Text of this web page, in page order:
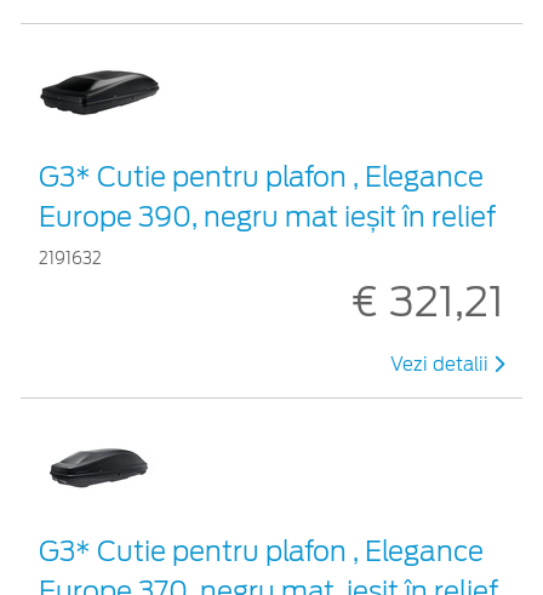
G3* Cutie pentru plafon , Elegance
Europe 390, negru mat ieșit în relief
2191632
€ 321,21
Vezi detalii
G3* Cutie pentru plafon , Elegance